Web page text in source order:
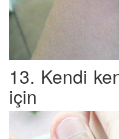
13. Kendi
için